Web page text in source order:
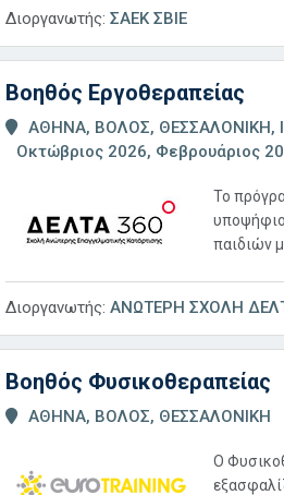
Διοργανωτής: ΣΑΕΚ ΣΒΙΕ
Βοηθός Εργοθεραπείας
ΑΘΗΝΑ, ΒΟΛΟΣ, ΘΕΣΣΑΛΟΝΙΚΗ,
Οκτώβριος 2026, Φεβρουάριος
Το
παιδιών
Διοργανωτής: ΑΝΩΤΕΡΗ ΣΧΟΛΗ
Βοηθός Φυσικοθεραπείας
ΑΘΗΝΑ, ΒΟΛΟΣ, ΘΕΣΣΑΛΟΝΙΚΗ
Ο